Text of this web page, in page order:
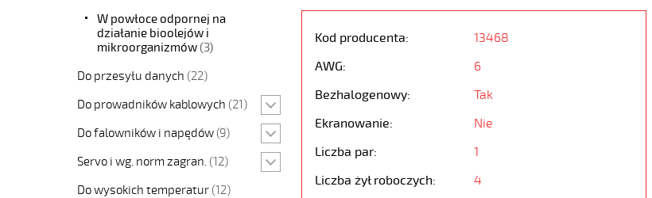
W powłoce odpornej na
działanie bioolejów i
mikroorganizmów(3)
Do przesyłu danych (22)
Do prowadników kablowych (21)
Do falowników i napędów (9)
Servo i wg. norm zagran. (12)
Do wysokich temperatur (12)
Kod producenta:
13468
AWG:
6
Bezhalogenowy:
Tak
Ekranowanie:
Nie
Liczba par:
1
Liczba żył roboczych:
4